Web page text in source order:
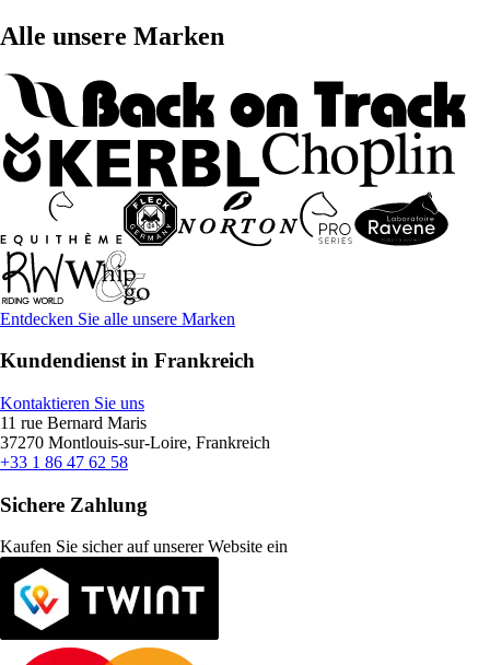
Alle unsere Marken
Entdecken Sie alle unsere Marken
Kundendienst in Frankreich
Kontaktieren Sie uns
11 rue Bernard Maris
37270 Montlouis-sur-Loire, Frankreich
+33 1 86 47 62 58
Sichere Zahlung
Kaufen Sie sicher auf unserer Website ein